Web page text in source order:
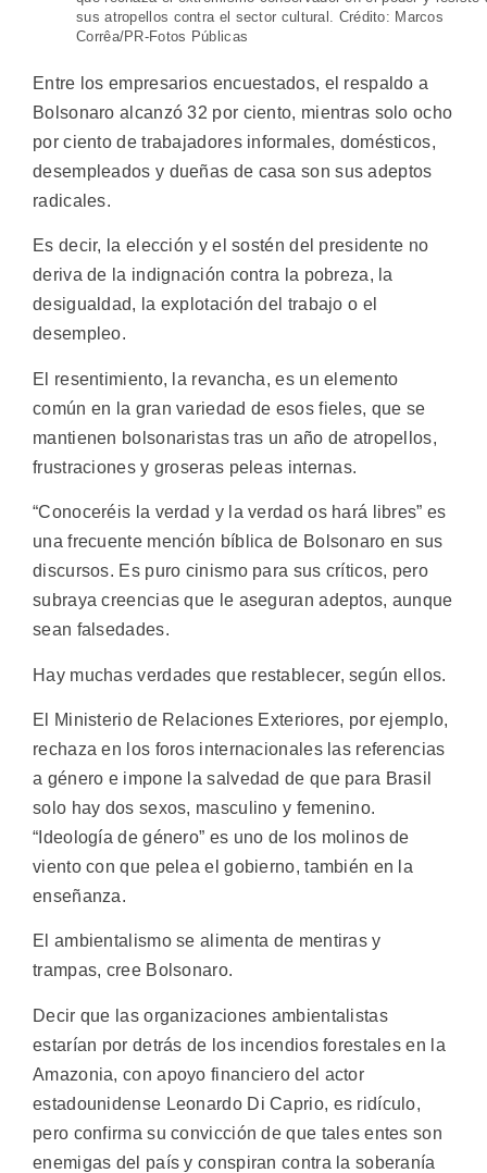
sus atropellos contra el sector cultural. Crédito: Marcos
Corrêa/PR-Fotos Públicas
Entre los empresarios encuestados, el respaldo a
Bolsonaro alcanzó 32 por ciento, mientras solo ocho
por ciento de trabajadores informales, domésticos,
desempleados y dueñas de casa son sus adeptos
radicales.
Es decir, la elección y el sostén del presidente no
deriva de la indignación contra la pobreza, la
desigualdad, la explotación del trabajo o el
desempleo.
El resentimiento, la revancha, es un elemento
común en la gran variedad de esos fieles, que se
mantienen bolsonaristas tras un año de atropellos,
frustraciones y groseras peleas internas.
“Conoceréis la verdad y la verdad os hará libres” es
una frecuente mención bíblica de Bolsonaro en sus
discursos. Es puro cinismo para sus críticos, pero
subraya creencias que le aseguran adeptos, aunque
sean falsedades.
Hay muchas verdades que restablecer, según ellos.
El Ministerio de Relaciones Exteriores, por ejemplo,
rechaza en los foros internacionales las referencias
a género e impone la salvedad de que para Brasil
solo hay dos sexos, masculino y femenino.
“Ideología de género” es uno de los molinos de
viento con que pelea el gobierno, también en la
enseñanza.
El ambientalismo se alimenta de mentiras y
trampas, cree Bolsonaro.
Decir que las organizaciones ambientalistas
estarían por detrás de los incendios forestales en la
Amazonia, con apoyo financiero del actor
estadounidense Leonardo Di Caprio, es ridículo,
pero confirma su convicción de que tales entes son
enemigas del país y conspiran contra la soberanía